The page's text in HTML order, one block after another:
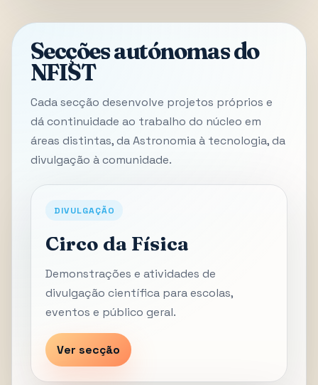
Secções autónomas do
NFIST
Cada secção desenvolve projetos próprios e
dá continuidade ao trabalho do núcleo em
áreas distintas, da Astronomia à tecnologia, da
divulgação à comunidade.
DIVULGAÇÃO
Circo da Física
Demonstrações e atividades de
divulgação científica para escolas,
eventos e público geral.
Ver secção